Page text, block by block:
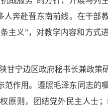
奔赴晋东南前线。在干部
主义”，对教学内容和方式
甘宁边区政府秘书长兼政策
作用。遵照毛泽东同志的
原则，团结党外民主人士